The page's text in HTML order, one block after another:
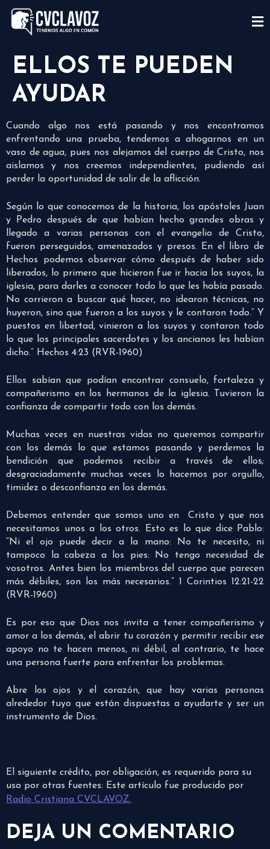
ELLOS TE PUEDEN
AYUDAR
Cuando algo nos está pasando y nos encontramos
enfrentando una prueba, tendemos a ahogarnos en un
vaso de agua, pues nos alejamos del cuerpo de Cristo, nos
aislamos y nos creemos independientes, pudiendo así
perder la oportunidad de salir de la aflicción.
Según lo que conocemos de la historia, los apóstoles Juan
y Pedro después de que habían hecho grandes obras y
llegado a varias personas con el evangelio de Cristo,
fueron perseguidos, amenazados y presos. En el libro de
Hechos podemos observar cómo después de haber sido
liberados, lo primero que hicieron fue ir hacia los suyos, la
iglesia, para darles a conocer todo lo que les había pasado.
No corrieron a buscar qué hacer, no idearon técnicas, no
huyeron, sino que fueron a los suyos y le contaron todo.” Y
puestos en libertad, vinieron a los suyos y contaron todo
lo que los principales sacerdotes y los ancianos les habían
dicho.” Hechos 4:23 (RVR-1960)
Ellos sabían que podían encontrar consuelo, fortaleza y
compañerismo en los hermanos de la iglesia. Tuvieron la
confianza de compartir todo con los demás.
Muchas veces en nuestras vidas no queremos compartir
con los demás lo que estamos pasando y perdemos la
bendición que podemos recibir a través de ellos;
desgraciadamente muchas veces lo hacemos por orgullo,
timidez o desconfianza en los demás.
Debemos entender que somos uno en Cristo y que nos
necesitamos unos a los otros. Esto es lo que dice Pablo:
“Ni el ojo puede decir a la mano: No te necesito, ni
tampoco la cabeza a los pies: No tengo necesidad de
vosotros. Antes bien los miembros del cuerpo que parecen
más débiles, son los más necesarios.” 1 Corintios 12:21-22
(RVR-1960)
Es por eso que Dios nos invita a tener compañerismo y
amor a los demás, el abrir tu corazón y permitir recibir ese
apoyo no te hacen menos, ni débil, al contrario, te hace
una persona fuerte para enfrentar los problemas.
Abre los ojos y el corazón, que hay varias personas
alrededor tuyo que están dispuestas a ayudarte y ser un
instrumento de Dios.
El siguiente crédito, por obligación, es requerido para su
uso por otras fuentes: Este artículo fue producido por
Radio Cristiana CVCLAVOZ.
DEJA UN COMENTARIO